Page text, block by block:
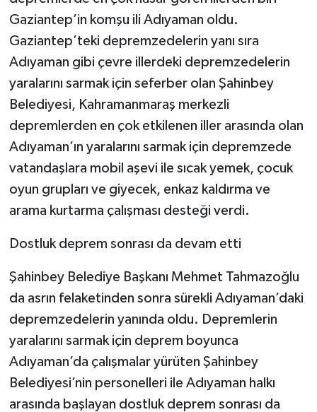
Gaziantep’in komşu ili Adıyaman oldu.
Gaziantep’teki depremzedelerin yanı sıra
Adıyaman gibi çevre illerdeki depremzedelerin
yaralarını sarmak için seferber olan Şahinbey
Belediyesi, Kahramanmaraş merkezli
depremlerden en çok etkilenen iller arasında olan
Adıyaman’ın yaralarını sarmak için depremzede
vatandaşlara mobil aşevi ile sıcak yemek, çocuk
oyun grupları ve giyecek, enkaz kaldırma ve
arama kurtarma çalışması desteği verdi.
Dostluk deprem sonrası da devam etti
Şahinbey Belediye Başkanı Mehmet Tahmazoğlu
da asrın felaketinden sonra sürekli Adıyaman’daki
depremzedelerin yanında oldu. Depremlerin
yaralarını sarmak için deprem boyunca
Adıyaman’da çalışmalar yürüten Şahinbey
Belediyesi’nin personelleri ile Adıyaman halkı
arasında başlayan dostluk deprem sonrası da